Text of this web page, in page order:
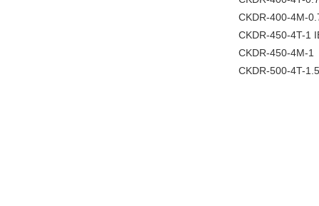
CKDR-400-4M-
CKDR-450-4T-1
CKDR-450-4M-1
CKDR-500-4T-